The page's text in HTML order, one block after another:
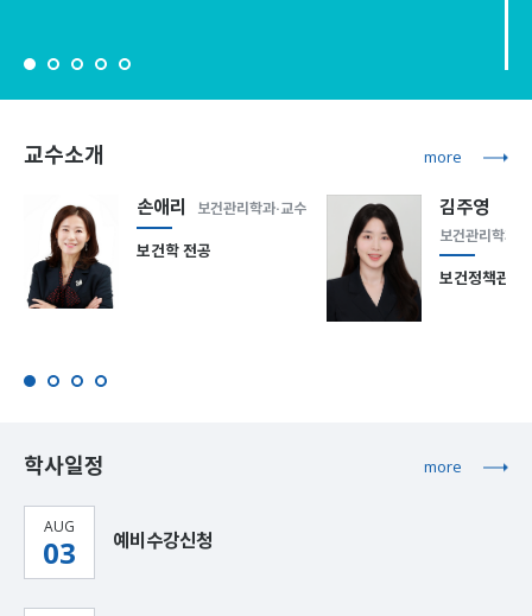
교수소개 more
손애리 보건관리학과·교수
보건학 전공
김주영
보건관리학과·
보건정책관리
학사일정 more
AUG
03 예비수강신청